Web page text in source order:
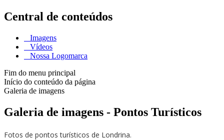
Central de conteúdos
Imagens
Vídeos
Nossa Logomarca
Fim do menu principal
Início do conteúdo da página
Galeria de imagens
Galeria de imagens - Pontos Turísticos
Fotos de pontos turísticos de Londrina.